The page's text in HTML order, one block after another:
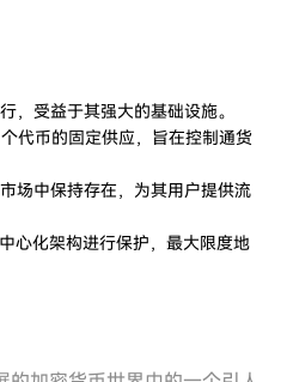
，受益于其强大的基础设施。
代币的固定供应，旨在控制通货
场中保持存在，为其用户提供流
心化架构进行保护，最大限度地